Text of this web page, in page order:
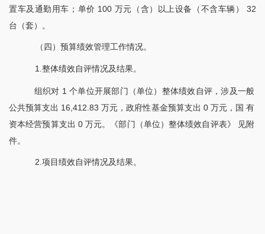
置车及通勤用车；单价 100 万元（含）以上设备（不含车辆） 32
台（套）。
（四）预算绩效管理工作情况。
1.整体绩效自评情况及结果。
组织对 1 个单位开展部门（单位）整体绩效自评，涉及一般
公共预算支出 16,412.83 万元，政府性基金预算支出 0 万元，国 有
资本经营预算支出 0 万元。《部门（单位）整体绩效自评表》 见附
件。
2.项目绩效自评情况及结果。